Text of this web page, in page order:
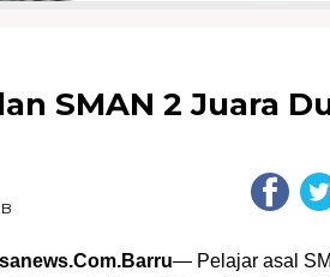
SMAN 2 Juara
— Pelajar asal